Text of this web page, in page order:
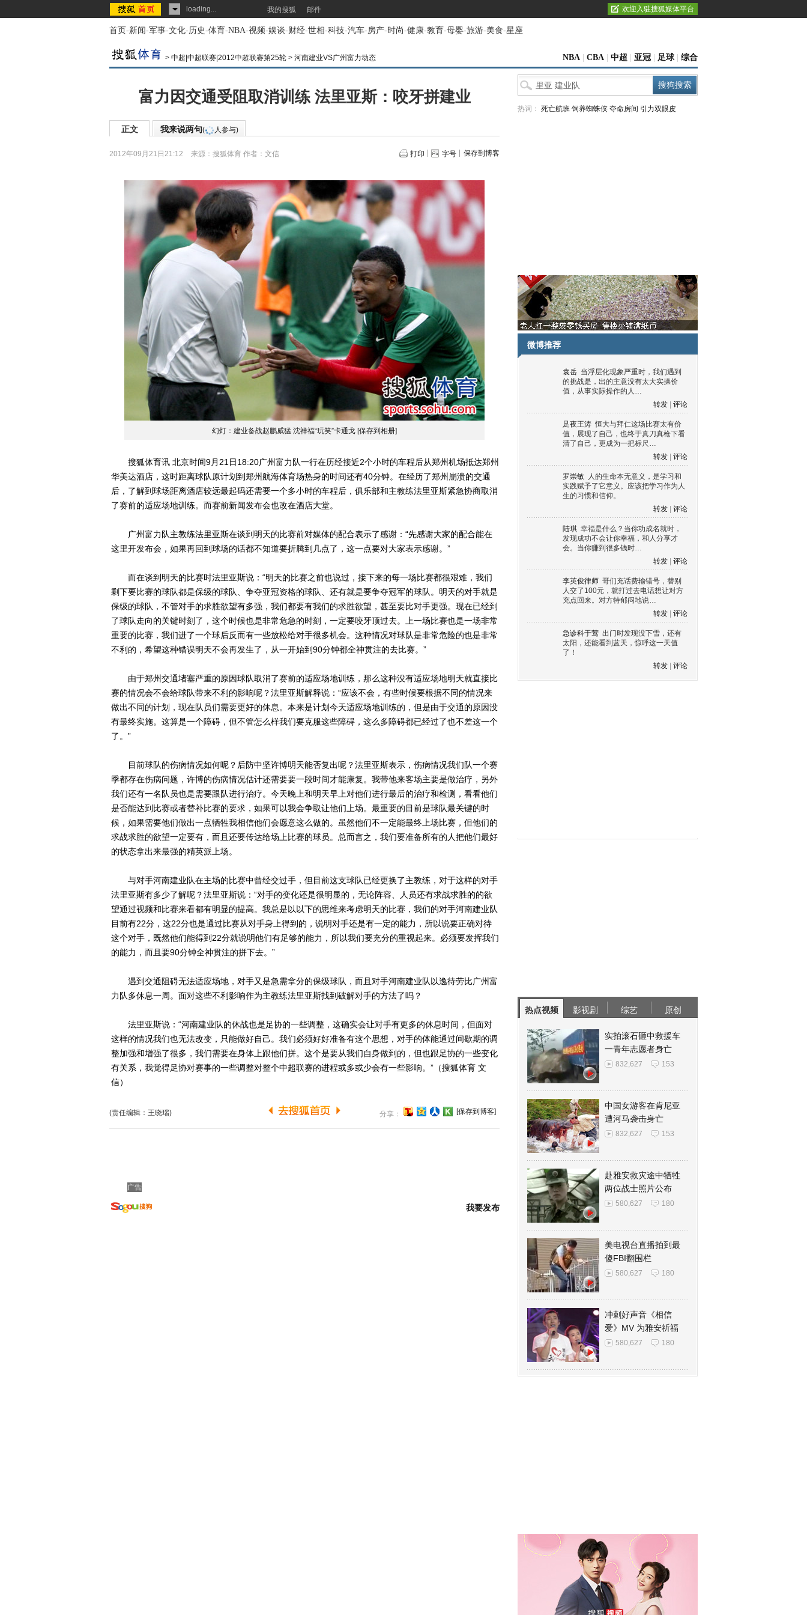
loading... 我的搜狐 邮件 欢迎入驻搜狐媒体平台
首页-新闻-军事-文化-历史-体育-NBA-视频-娱谈-财经-世相-科技-汽车-房产-时尚-健康-教育-母婴-旅游-美食-星座
> 中超|中超联赛|2012中超联赛第25轮 > 河南建业VS广州富力动态 NBA CBA 中超 亚冠 足球 综合
富力因交通受阻取消训练 法里亚斯：咬牙拼建业
正文 我来说两句( 人参与)
2012年09月21日21:12 来源： 搜狐体育 作者：文信 打印 字号 保存到博客
幻灯：建业备战赵鹏威猛 沈祥福“玩笑”卡通戈 [保存到相册]
搜狐体育讯 北京时间9月21日18:20广州富力队一行在历经接近2个小时的车程后从郑州机场抵达郑州
华美达酒店，这时距离球队原计划到郑州航海体育场热身的时间还有40分钟。在经历了郑州崩溃的交通
后，了解到球场距离酒店较远最起码还需要一个多小时的车程后，俱乐部和主教练法里亚斯紧急协商取消
了赛前的适应场地训练。而赛前新闻发布会也改在酒店大堂。
广州富力队主教练法里亚斯在谈到明天的比赛前对媒体的配合表示了感谢：“先感谢大家的配合能在
这里开发布会，如果再回到球场的话都不知道要折腾到几点了，这一点要对大家表示感谢。”
而在谈到明天的比赛时法里亚斯说：“明天的比赛之前也说过，接下来的每一场比赛都很艰难，我们
剩下要比赛的球队都是保级的球队、争夺亚冠资格的球队、还有就是要争夺冠军的球队。明天的对手就是
保级的球队，不管对手的求胜欲望有多强，我们都要有我们的求胜欲望，甚至要比对手更强。现在已经到
了球队走向的关键时刻了，这个时候也是非常危急的时刻，一定要咬牙顶过去。上一场比赛也是一场非常
重要的比赛，我们进了一个球后反而有一些放松给对手很多机会。这种情况对球队是非常危险的也是非常
不利的，希望这种错误明天不会再发生了，从一开始到90分钟都全神贯注的去比赛。”
由于郑州交通堵塞严重的原因球队取消了赛前的适应场地训练，那么这种没有适应场地明天就直接比
赛的情况会不会给球队带来不利的影响呢？法里亚斯解释说：“应该不会，有些时候要根据不同的情况来
做出不同的计划，现在队员们需要更好的休息。本来是计划今天适应场地训练的，但是由于交通的原因没
有最终实施。这算是一个障碍，但不管怎么样我们要克服这些障碍，这么多障碍都已经过了也不差这一个
了。”
目前球队的伤病情况如何呢？后防中坚许博明天能否复出呢？法里亚斯表示，伤病情况我们队一个赛
季都存在伤病问题，许博的伤病情况估计还需要要一段时间才能康复。我带他来客场主要是做治疗，另外
我们还有一名队员也是需要跟队进行治疗。今天晚上和明天早上对他们进行最后的治疗和检测，看看他们
是否能达到比赛或者替补比赛的要求，如果可以我会争取让他们上场。最重要的目前是球队最关键的时
候，如果需要他们做出一点牺牲我相信他们会愿意这么做的。虽然他们不一定能最终上场比赛，但他们的
求战求胜的欲望一定要有，而且还要传达给场上比赛的球员。总而言之，我们要准备所有的人把他们最好
的状态拿出来最强的精英派上场。
与对手河南建业队在主场的比赛中曾经交过手，但目前这支球队已经更换了主教练，对于这样的对手
法里亚斯有多少了解呢？法里亚斯说：“对手的变化还是很明显的，无论阵容、人员还有求战求胜的的欲
望通过视频和比赛来看都有明显的提高。我总是以以下的思维来考虑明天的比赛，我们的对手河南建业队
目前有22分，这22分也是通过比赛从对手身上得到的，说明对手还是有一定的能力，所以说要正确对待
这个对手，既然他们能得到22分就说明他们有足够的能力，所以我们要充分的重视起来。必须要发挥我们
的能力，而且要90分钟全神贯注的拼下去。”
遇到交通阻碍无法适应场地，对手又是急需拿分的保级球队，而且对手河南建业队以逸待劳比广州富
力队多休息一周。面对这些不利影响作为主教练法里亚斯找到破解对手的方法了吗？
法里亚斯说：“河南建业队的休战也是足协的一些调整，这确实会让对手有更多的休息时间，但面对
这样的情况我们也无法改变，只能做好自己。我们必须好好准备有这个思想，对手的体能通过间歇期的调
整加强和增强了很多，我们需要在身体上跟他们拼。这个是要从我们自身做到的，但也跟足协的一些变化
有关系，我觉得足协对赛事的一些调整对整个中超联赛的进程或多或少会有一些影响。”（搜狐体育 文
信）
(责任编辑：王晓瑞) 分享： [保存到博客]
广告
我要发布
热词： 死亡航班 饲养蜘蛛侠 夺命房间 引力双眼皮
微博推荐
袁岳 当浮层化现象严重时，我们遇到
的挑战是，出的主意没有太大实操价
值，从事实际操作的人…
转发
评论
足夜王涛 恒大与拜仁这场比赛太有价
值，展现了自己，也终于真刀真枪下看
清了自己，更成为一把标尺…
转发
评论
罗崇敏 人的生命本无意义，是学习和
实践赋予了它意义。应该把学习作为人
生的习惯和信仰。
转发
评论
陆琪 幸福是什么？当你功成名就时，
发现成功不会让你幸福，和人分享才
会。当你赚到很多钱时…
转发
评论
李英俊律师 哥们充话费输错号，替别
人交了100元，就打过去电话想让对方
充点回来。对方特郁闷地说…
转发
评论
急诊科于莺 出门时发现没下雪，还有
太阳，还能看到蓝天，惊呼这一天值
了！
转发
评论
热点视频 影视剧 综艺 原创
实拍滚石砸中救援车
一青年志愿者身亡
832,627 153
中国女游客在肯尼亚
遭河马袭击身亡
832,627 153
赴雅安救灾途中牺牲
两位战士照片公布
580,627 180
美电视台直播拍到最
傻FBI翻围栏
580,627 180
冲刺好声音《相信
爱》MV 为雅安祈福
580,627 180